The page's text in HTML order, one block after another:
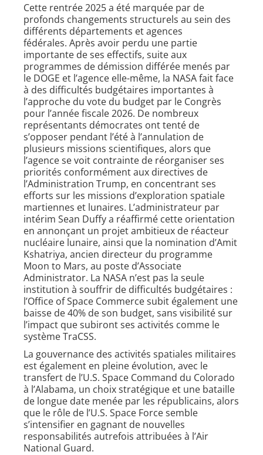
Cette rentrée 2025 a été marquée par de
profonds changements structurels au sein des
différents départements et agences
fédérales. Après avoir perdu une partie
importante de ses effectifs, suite aux
programmes de démission différée menés par
le DOGE et l’agence elle-même, la NASA fait face
à des difficultés budgétaires importantes à
l’approche du vote du budget par le Congrès
pour l’année fiscale 2026. De nombreux
représentants démocrates ont tenté de
s’opposer pendant l’été à l’annulation de
plusieurs missions scientifiques, alors que
l’agence se voit contrainte de réorganiser ses
priorités conformément aux directives de
l’Administration Trump, en concentrant ses
efforts sur les missions d’exploration spatiale
martiennes et lunaires. L’administrateur par
intérim Sean Duffy a réaffirmé cette orientation
en annonçant un projet ambitieux de réacteur
nucléaire lunaire, ainsi que la nomination d’Amit
Kshatriya, ancien directeur du programme
Moon to Mars, au poste d’Associate
Administrator. La NASA n’est pas la seule
institution à souffrir de difficultés budgétaires :
l’Office of Space Commerce subit également une
baisse de 40% de son budget, sans visibilité sur
l’impact que subiront ses activités comme le
système TraCSS.
La gouvernance des activités spatiales militaires
est également en pleine évolution, avec le
transfert de l’U.S. Space Command du Colorado
à l’Alabama, un choix stratégique et une bataille
de longue date menée par les républicains, alors
que le rôle de l’U.S. Space Force semble
s’intensifier en gagnant de nouvelles
responsabilités autrefois attribuées à l’Air
National Guard.